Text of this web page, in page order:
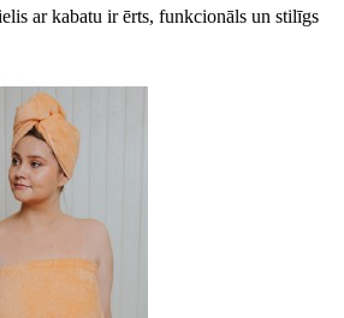
ar kabatu ir ērts, funkcionāls un stilīgs